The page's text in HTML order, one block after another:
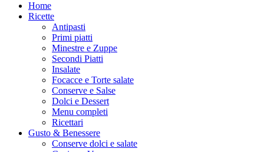
Home
Ricette
Antipasti
Primi piatti
Minestre e Zuppe
Secondi Piatti
Insalate
Focacce e Torte salate
Conserve e Salse
Dolci e Dessert
Menu completi
Ricettari
Gusto & Benessere
Conserve dolci e salate